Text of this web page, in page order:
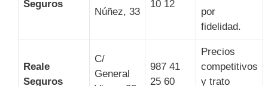
Seguros
Núñez, 33
10 12
por
fidelidad.
Reale
Seguros
C/
General
987 41
25 60
Precios
competitivos
y trato